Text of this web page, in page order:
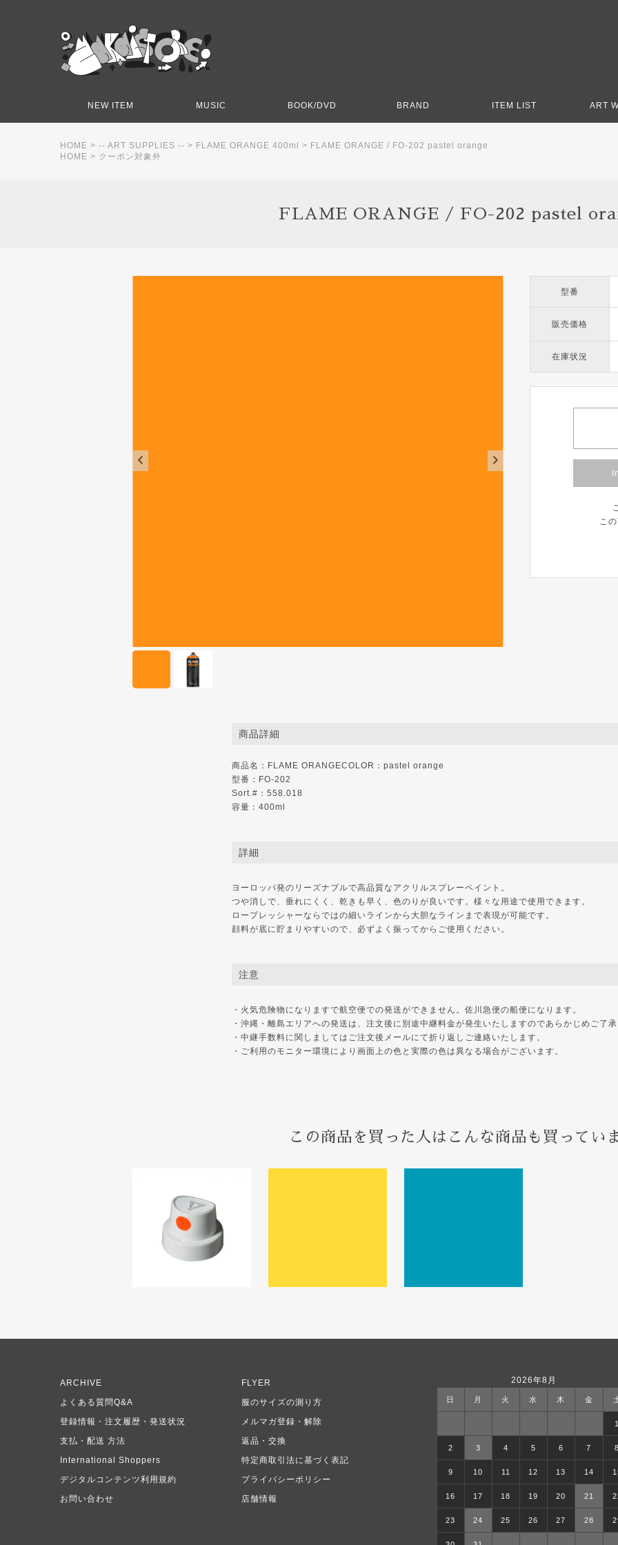
NEW ITEM MUSIC BOOK/DVD BRAND ITEM LIST ART
HOME > -- ART SUPPLIES -- > FLAME ORANGE 400ml > FLAME ORANGE / FO-202 pastel orange
HOME > クーポン対象外
FLAME ORANGE / FO-202 pastel
商品詳細
商品名：FLAME ORANGECOLOR：pastel orange
型番：FO-202
Sort.#：558.018
容量：400ml
詳細
ヨーロッパ発のリーズナブルで高品質なアクリルスプレーペイント。
つや消しで、垂れにくく、乾きも早く、色のりが良いです。様々な用途で使用できます。
ロープレッシャーならではの細いラインから大胆なラインまで表現が可能です。
顔料が底に貯まりやすいので、必ずよく振ってからご使用ください。
注意
・火気危険物になりますで航空便での発送ができません。佐川急便の船便になります。
・沖縄・離島エリアへの発送は、注文後に別途中継料金が発生いたしますのであらかじめご了承
・中継手数料に関しましてはご注文後メールにて折り返しご連絡いたします。
・ご利用のモニター環境により画面上の色と実際の色は異なる場合がございます。
型番
販売価格
在庫状況
こ
この商品を買った人はこんな商品も買ってい
2026年8月
日 月 火 水 木 金
1
2 3 4 5 6 7 8
9 10 11 12 13 14
16 17 18 19 20 21
23 24 25 26 27 28
ARCHIVE
FLYER
よくある質問Q&A
服のサイズの測り方
登録情報・注文履歴・発送状況
メルマガ登録・解除
支払・配送 方法
返品・交換
International Shoppers
特定商取引法に基づく表記
デジタルコンテンツ利用規約
プライバシーポリシー
お問い合わせ
店舗情報